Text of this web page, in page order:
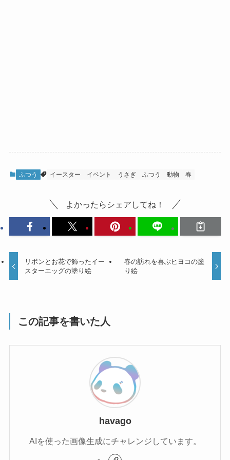
ふつう イースター イベント うさぎ ふつう 動物 春
よかったらシェアしてね！
リボンとお花で飾ったイー
スターエッグの塗り絵
春の訪れを喜ぶヒヨコの塗
り絵
この記事を書いた人
havago
AIを使った画像生成にチャレンジしています。